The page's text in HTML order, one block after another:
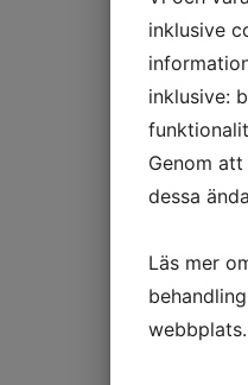
inklusive
inklusive:
Genom
dessa
Läs mer
webbplats.